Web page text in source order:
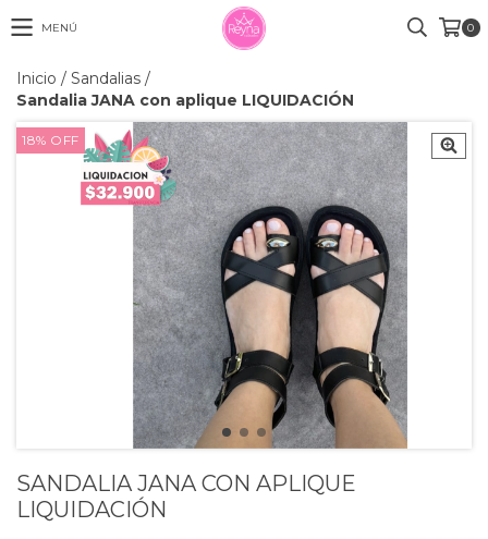
MENÚ 0
Inicio / Sandalias /
Sandalia JANA con aplique LIQUIDACIÓN
18% OFF
SANDALIA JANA CON APLIQUE
LIQUIDACIÓN